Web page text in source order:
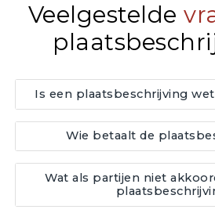
Veelgestelde
Is een plaatsbeschrijving
Wie betaalt de
Wat als partijen niet